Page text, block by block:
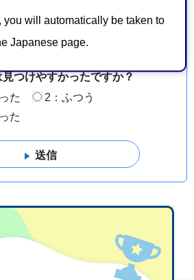
you will automatically be taken to
Japanese page.
つけやすかったですか？
た
2：ふつう
た